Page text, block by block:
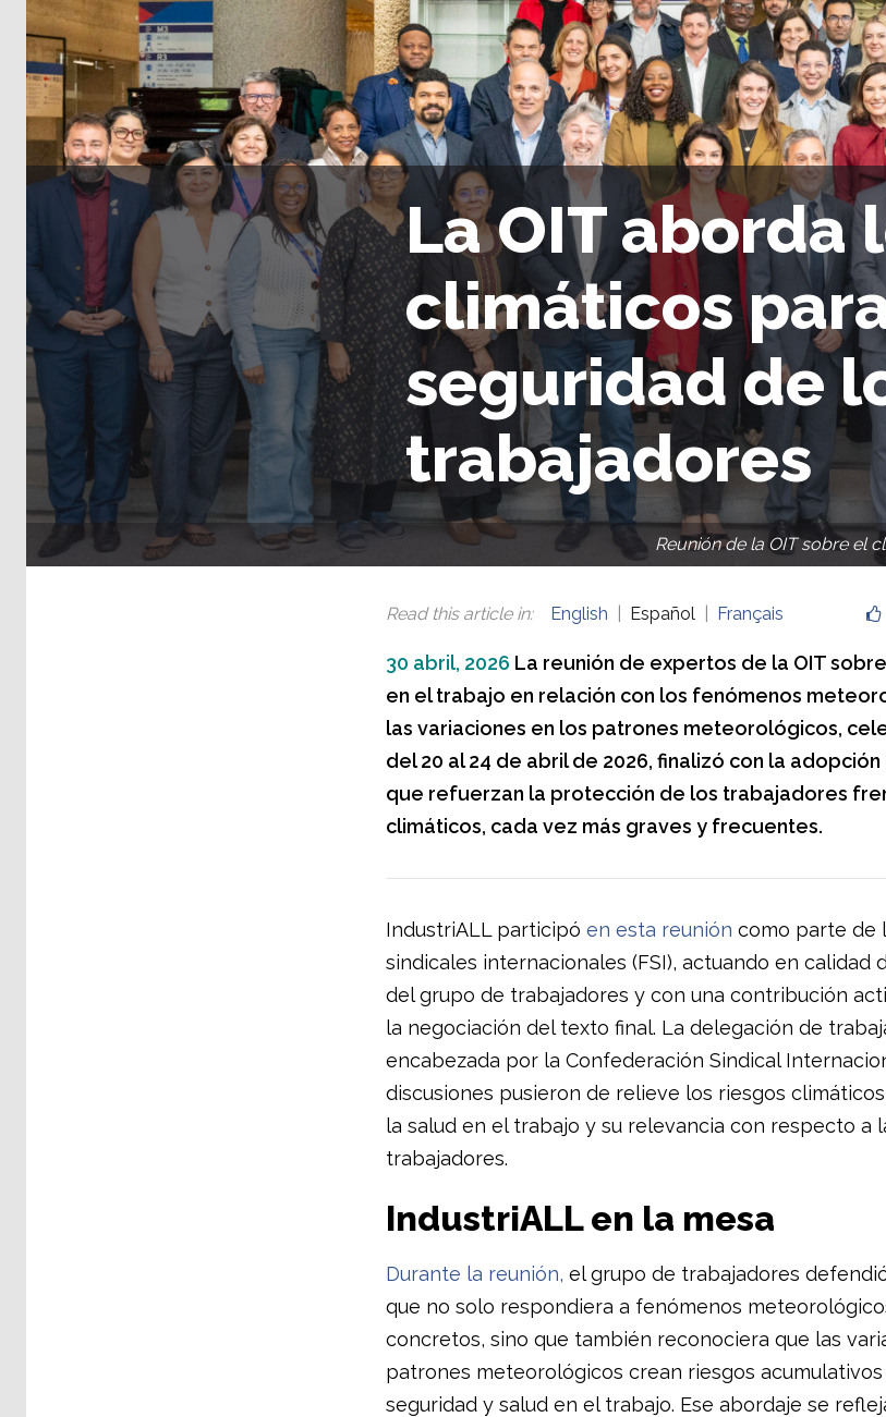
La OIT aborda
climáticos
seguridad de
trabajadores
Reunión de la OIT sobre el
Read this article in: English Español Français
30 abril, 2026 La reunión de expertos de la OIT
en el trabajo en relación con los fenómenos
las variaciones en los patrones meteorológicos,
del 20 al 24 de abril de 2026, finalizó con la
que refuerzan la protección de los trabajadores
climáticos, cada vez más graves y frecuentes.
IndustriALL participó en esta reunión como parte de
sindicales internacionales (FSI), actuando en calidad
del grupo de trabajadores y con una contribución
la negociación del texto final. La delegación de
encabezada por la Confederación Sindical
discusiones pusieron de relieve los riesgos
la salud en el trabajo y su relevancia con respecto a
trabajadores.
IndustriALL en la mesa
Durante la reunión, el grupo de trabajadores
que no solo respondiera a fenómenos
concretos, sino que también reconociera que las
patrones meteorológicos crean riesgos
seguridad y salud en el trabajo. Ese abordaje se